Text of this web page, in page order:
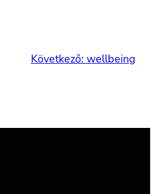
Következő: wellbeing